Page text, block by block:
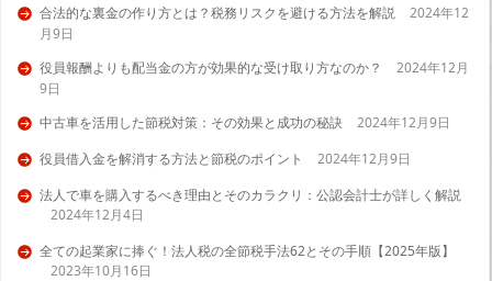
合法的な裏金の作り方とは？税務リスクを避ける方法を解説 2024年12
月9日
役員報酬よりも配当金の方が効果的な受け取り方なのか？ 2024年12月
9日
中古車を活用した節税対策：その効果と成功の秘訣
2024年12月9日
役員借入金を解消する方法と節税のポイント
2024年12月9日
法人で車を購入するべき理由とそのカラクリ：公認会計士が詳しく解説
2024年12月4日
全ての起業家に捧ぐ！法人税の全節税手法62とその手順【2025年版】
2023年10月16日